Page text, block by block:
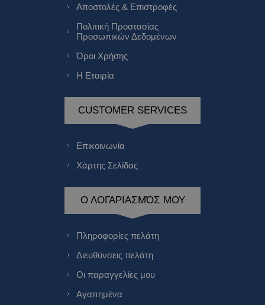
Αποστολές & Επιστροφές
Πολιτική Προστασίας
Προσωπικών Δεδομένων
Όροι Χρήσης
Η Εταιρία
CUSTOMER SERVICES
Επικοινωνία
Χάρτης Σελίδας
Ο ΛΟΓΑΡΙΑΣΜΌΣ ΜΟΥ
Πληροφορίες πελάτη
Διευθύνσεις πελάτη
Οι παραγγελίες μου
Αγαπημένα